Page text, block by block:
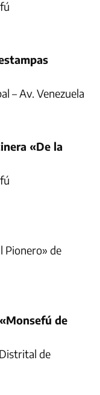
– Av. Venezuela
«De la
Pionero» de
de
de